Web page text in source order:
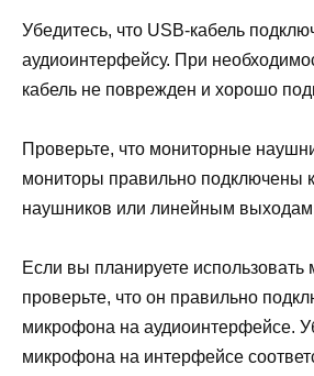
Убедитесь, что USB-кабель
аудиоинтерфейсу. При
кабель не поврежден и хорошо
Проверьте, что мониторные
мониторы правильно подключены
наушников или линейным
Если вы планируете использовать
проверьте, что он правильно
микрофона на аудиоинтерфейсе.
микрофона на интерфейсе